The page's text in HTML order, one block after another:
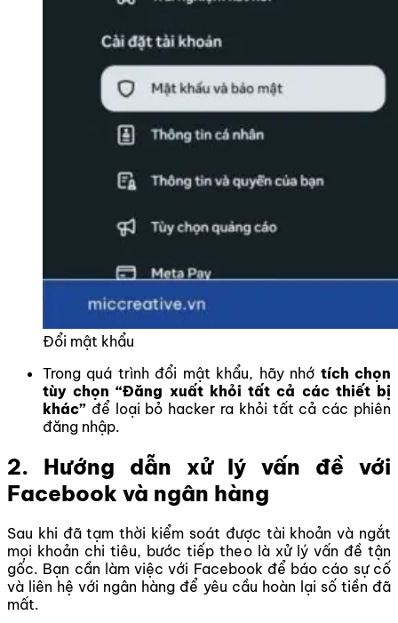
Đổi mật khẩu
Trong quá trình đổi mật khẩu, hãy nhớ tích chọn
tùy chọn “Đăng xuất khỏi tất cả các thiết bị
khác” để loại bỏ hacker ra khỏi tất cả các phiên
đăng nhập.
2. Hướng dẫn xử lý vấn đề với
Facebook và ngân hàng
Sau khi đã tạm thời kiểm soát được tài khoản và ngắt
mọi khoản chi tiêu, bước tiếp theo là xử lý vấn đề tận
gốc. Bạn cần làm việc với Facebook để báo cáo sự cố
và liên hệ với ngân hàng để yêu cầu hoàn lại số tiền đã
mất.